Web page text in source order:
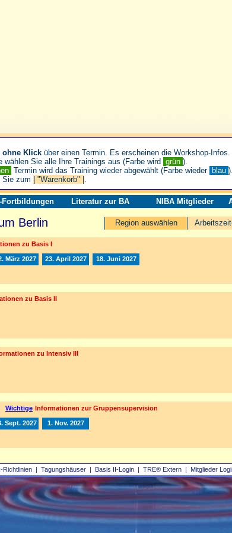
Richtlinien | Tagungshäuser | Basis II‑Login | TRE® Extern | Mitglieder
Fortbildungen Literatur zur BA NIBA Mitglieder
Berlin Region auswählen
zu Basis I
März 2027 23. April 2027 18. Juni 2027
zu Basis II
zu Intensiv III
Wichtige Informationen zur Gruppensupervision
Sept. 2027 1. Nov. 2027
ohne Klick über einen Termin. Es erscheinen die Workshop-Infos.
wählen Sie alle Ihre Trainings aus (Farbe wird grün ).
Termin wird das Training wieder abgewählt (Farbe wieder blau ).
Sie zum
| "Warenkorb" | .